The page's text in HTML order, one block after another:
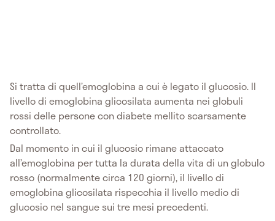
Si tratta di quell’emoglobina a cui è legato il glucosio. Il
livello di emoglobina glicosilata aumenta nei globuli
rossi delle persone con diabete mellito scarsamente
controllato.
Dal momento in cui il glucosio rimane attaccato
all’emoglobina per tutta la durata della vita di un globulo
rosso (normalmente circa 120 giorni), il livello di
emoglobina glicosilata rispecchia il livello medio di
glucosio nel sangue sui tre mesi precedenti.